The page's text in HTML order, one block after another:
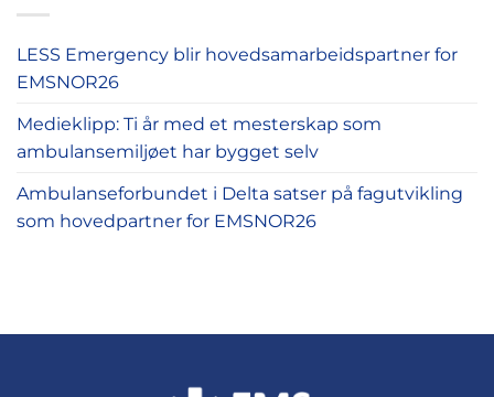
LESS Emergency blir hovedsamarbeidspartner for
EMSNOR26
Medieklipp: Ti år med et mesterskap som
ambulansemiljøet har bygget selv
Ambulanseforbundet i Delta satser på fagutvikling
som hovedpartner for EMSNOR26